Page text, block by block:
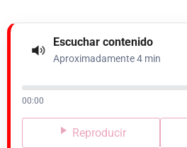
Escuchar contenido
Aproximadamente 4 min
00:00
Reproducir